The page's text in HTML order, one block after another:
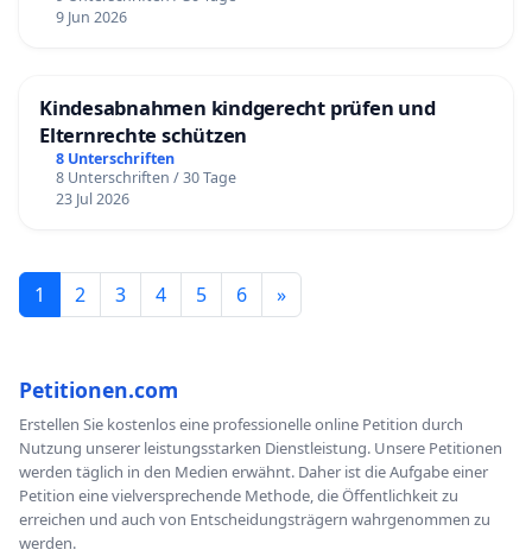
9 Jun 2026
Kindesabnahmen kindgerecht prüfen und
Elternrechte schützen
8 Unterschriften
8 Unterschriften / 30 Tage
23 Jul 2026
1 2 3 4 5 6 »
Petitionen.com
Erstellen Sie kostenlos eine professionelle online Petition durch
Nutzung unserer leistungsstarken Dienstleistung. Unsere Petitionen
werden täglich in den Medien erwähnt. Daher ist die Aufgabe einer
Petition eine vielversprechende Methode, die Öffentlichkeit zu
erreichen und auch von Entscheidungsträgern wahrgenommen zu
werden.